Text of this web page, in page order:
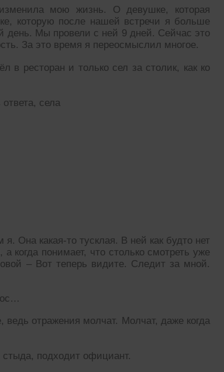
мою жизнь. О девушке, которая
которую после нашей встречи я больше
день. Мы провели с ней 9 дней. Сейчас это
За это время я переосмыслил многое.
ресторан и только сел за столик, как ко
села
Она какая-то тусклая. В ней как будто нет
когда понимает, что столько смотреть уже
– Вот теперь видите. Следит за мной.
отражения молчат. Молчат, даже когда
стыда, подходит официант.